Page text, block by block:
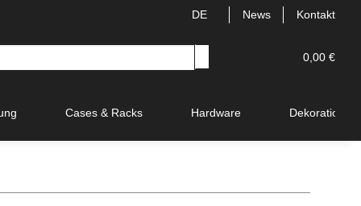
DE News Kontakt
0,00 €
Cases & Racks Hardware Dekoration